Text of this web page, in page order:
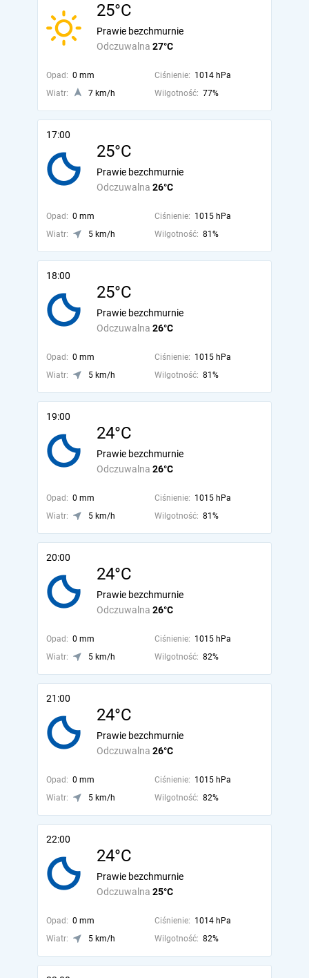
25°C
Odczuwalna 27°C
Prawie bezchmurnie
Opad: 0 mm Ciśnienie: 1014 hPa
Wiatr:
7 km/h Wilgotność: 77%
17:00
25°C
Odczuwalna 26°C
Prawie bezchmurnie
Opad: 0 mm Ciśnienie: 1015 hPa
Wiatr:
5 km/h Wilgotność: 81%
18:00
25°C
Odczuwalna 26°C
Prawie bezchmurnie
Opad: 0 mm Ciśnienie: 1015 hPa
Wiatr:
5 km/h Wilgotność: 81%
19:00
24°C
Odczuwalna 26°C
Prawie bezchmurnie
Opad: 0 mm Ciśnienie: 1015 hPa
Wiatr:
5 km/h Wilgotność: 81%
20:00
24°C
Odczuwalna 26°C
Prawie bezchmurnie
Opad: 0 mm Ciśnienie: 1015 hPa
Wiatr:
5 km/h Wilgotność: 82%
21:00
24°C
Odczuwalna 26°C
Prawie bezchmurnie
Opad: 0 mm Ciśnienie: 1015 hPa
Wiatr:
5 km/h Wilgotność: 82%
22:00
24°C
Odczuwalna 25°C
Prawie bezchmurnie
Opad: 0 mm Ciśnienie: 1014 hPa
Wiatr:
5 km/h Wilgotność: 82%